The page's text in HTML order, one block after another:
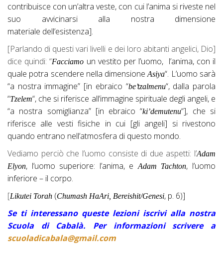
contribuisce con un’altra veste, con cui l’anima si riveste nel
suo avvicinarsi alla nostra dimensione
materiale dell’esistenza].
[Parlando di questi vari livelli e dei loro abitanti angelici, Dio]
dice quindi: “Facciamo un vestito per l’uomo, l’anima, con il
quale potra scendere nella dimensioneAsiya“. L’uomo sarà
“a nostra immagine” [in ebraico “be’tzalmenu“, dalla parola
“Tzelem“, che si riferisce all’immagine spirituale degli angeli, e
“a nostra somiglianza” [in ebraico “ki’demutenu“], che si
riferisce alle vesti fisiche in cui [gli angeli] si rivestono
quando entrano nell’atmosfera di questo mondo.
Vediamo perciò che l’uomo consiste di due aspetti: l’Adam
Elyon, l’uomo superiore: l’anima, eAdam Tachton, l’uomo
inferiore – il corpo.
[Likutei Torah (Chumash HaAri, Bereishit/Genesi, p. 6)]
Se ti interessano queste lezioni iscrivi alla nostra
Scuola di Cabalà. Per informazioni scrivere a
scuoladicabala@gmail.com